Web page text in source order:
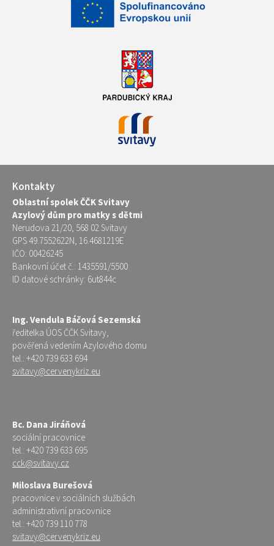
Kontakty
Oblastní spolek ČČK Svitavy
Azylový dům pro matky s dětmi
Nerudova 21/20, 568 02 Svitavy
GPS 49.7552622N, 16.4681219E
IČO: 00426245
Bankovní účet č.: 1435591/5500
ID datové schránky: 6ut844c
Ing. Vendula Báčová Sezemská
ředitelka ÚOS ČČK Svitavy,
pověřená vedením Azylového domu
tel.: +420 739 633 694
svitavy@cervenykriz.eu
Bc. Dana Jiráňová
sociální pracovnice
tel.: +420 739 633 695
cck@svitavy.cz
Miloslava Burešová
pracovnice v sociálních službách
administrativní pracovnice
tel.: +420 739 110 778
svitavy@cervenykriz.eu